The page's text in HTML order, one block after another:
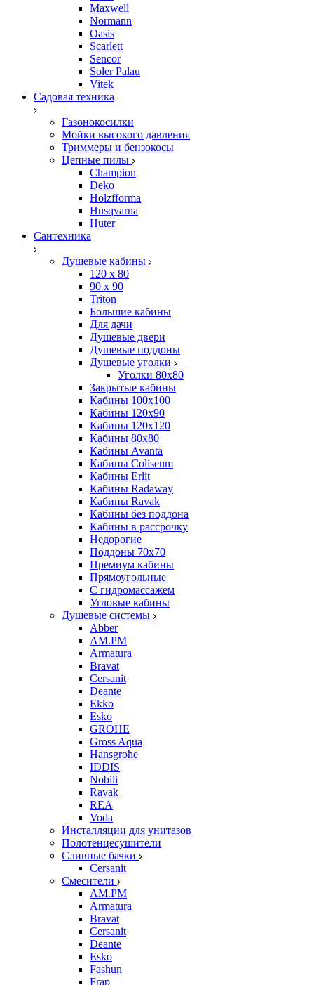
Maxwell
Normann
Oasis
Scarlett
Sencor
Soler Palau
Vitek
Садовая техника
Газонокосилки
Мойки высокого давления
Триммеры и бензокосы
Цепные пилы
Champion
Deko
Holzfforma
Husqvarna
Huter
Сантехника
Душевые кабины
120 x 80
90 х 90
Triton
Большие кабины
Для дачи
Душевые двери
Душевые поддоны
Душевые уголки
Уголки 80х80
Закрытые кабины
Кабины 100x100
Кабины 120x90
Кабины 120х120
Кабины 80х80
Кабины Avanta
Кабины Coliseum
Кабины Erlit
Кабины Radaway
Кабины Ravak
Кабины без поддона
Кабины в рассрочку
Недорогие
Поддоны 70x70
Премиум кабины
Прямоугольные
С гидромассажем
Угловые кабины
Душевые системы
Abber
AM.PM
Armatura
Bravat
Cersanit
Deante
Ekko
Esko
GROHE
Gross Aqua
Hansgrohe
IDDIS
Nobili
Ravak
REA
Voda
Инсталляции для унитазов
Полотенцесушители
Сливные бачки
Cersanit
Смесители
AM.PM
Armatura
Bravat
Cersanit
Deante
Esko
Fashun
Frap